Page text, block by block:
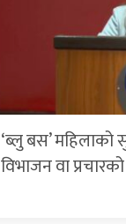
‘ब्लु बस’
विभाजन वा